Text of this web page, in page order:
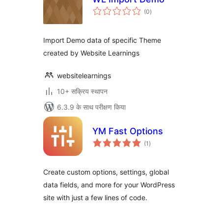
(0कुल
दर)
Import Demo data of specific Theme
created by Website Learnings
websitelearnings
10+ सक्रिय स्थापन
6.3.9 के साथ परीक्षण किया
YM Fast Options
(1 कुल
दर)
Create custom options, settings, global
data fields, and more for your WordPress
site with just a few lines of code.